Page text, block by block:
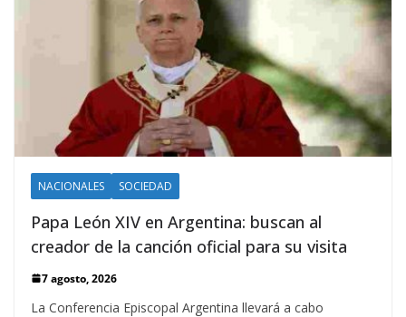
NACIONALES SOCIEDAD
Papa León XIV en Argentina: buscan al
creador de la canción oficial para su visita
7 agosto, 2026
La Conferencia Episcopal Argentina llevará a cabo